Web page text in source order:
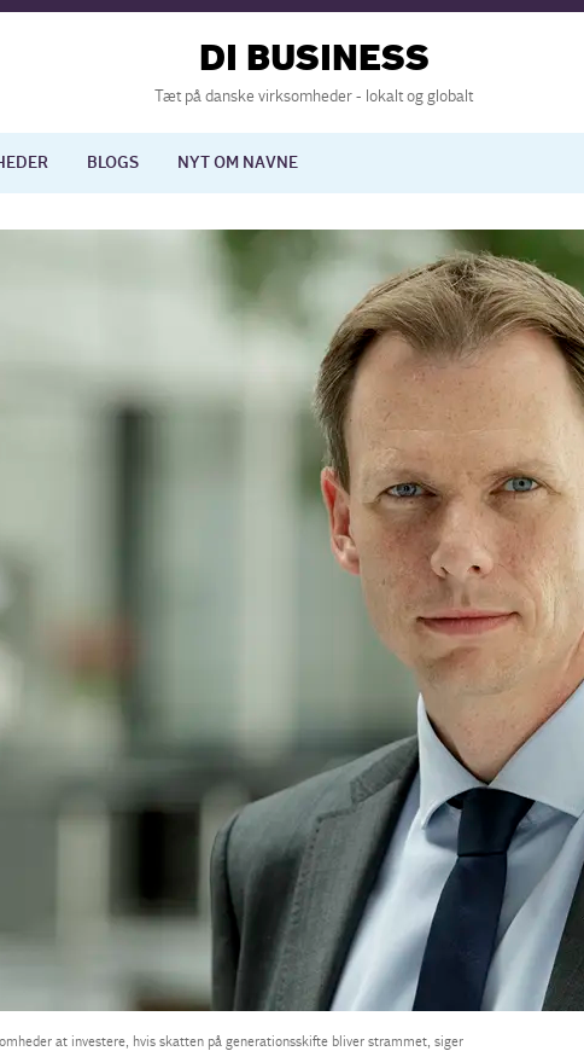
DI BUSINESS
Tæt på danske virksomheder - lokalt og globalt
BLOGS NYT OM NAVNE
International økonomi
Europapolitik
at investere, hvis skatten på generationsskifte bliver strammet, siger